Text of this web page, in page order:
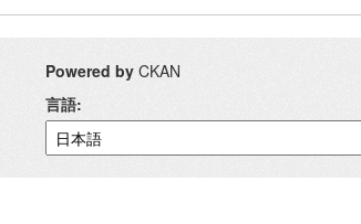
Powered by CKAN
言語